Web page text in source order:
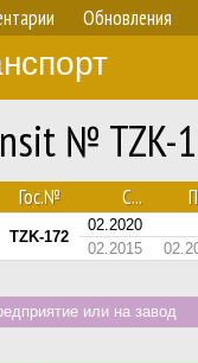
Обновления
№ TZK-
Гос.№ С...
TZK-172
02.2020
02.2015
или на завод